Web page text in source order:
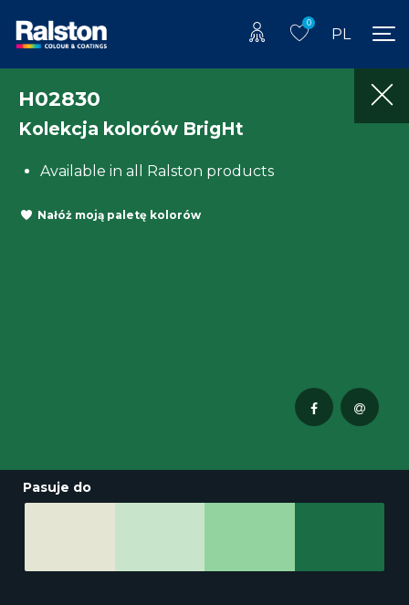
0
PL
H02830
Kolekcja kolorów BrigHt
Available in all Ralston products
Nałóż moją paletę kolorów
Pasuje do